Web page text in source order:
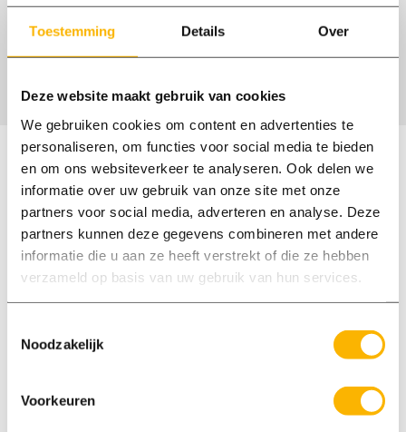
Toestemming Details Over
Deze website maakt gebruik van cookies
We gebruiken cookies om content en advertenties te
personaliseren, om functies voor social media te bieden
en om ons websiteverkeer te analyseren. Ook delen we
informatie over uw gebruik van onze site met onze
partners voor social media, adverteren en analyse. Deze
partners kunnen deze gegevens combineren met andere
informatie die u aan ze heeft verstrekt of die ze hebben
verzameld op basis van uw gebruik van hun services.
Noodzakelijk
Voorkeuren
Waarmee kan ik je helpen?
Onze medewerkers spreken Nederlands en
Engels. Wij zijn op maandag t/m vrijdag
bereikbaar tussen 8:00 en 18:00 uur.
E-mail: elspeet@axxent.nl